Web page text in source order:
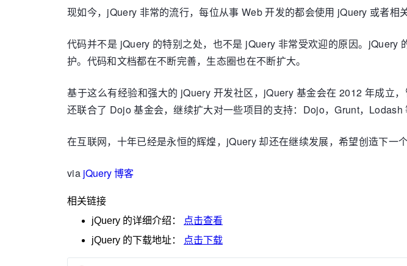
现如今，jQuery 非常的流行，每位从事 Web 开发的都会使用 jQuery 或者相
代码并不是 jQuery 的特别之处，也不是 jQuery 非常受欢迎的原因。
护。代码和文档都在不断完善，生态圈也在不断扩大。
基于这么有经验和强大的 jQuery 开发社区，jQuery 基金会在 2012 年成立
还联合了 Dojo 基金会，继续扩大对一些项目的支持：Dojo，Grunt，Lodash
在互联网，十年已经是永恒的辉煌，jQuery 却还在继续发展，希望创造下一个
via jQuery 博客
相关链接
jQuery 的详细介绍：
点击查看
jQuery 的下载地址： 点击下载